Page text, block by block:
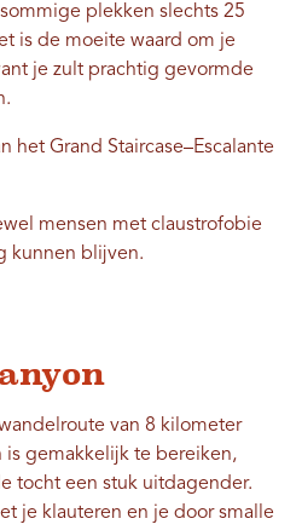
plekken slechts 25
is de moeite waard om je
je zult prachtig gevormde
het Grand Staircase–Escalante
mensen met claustrofobie
kunnen blijven.
van 8 kilometer
is gemakkelijk te bereiken,
tocht een stuk uitdagender.
je klauteren en je door smalle